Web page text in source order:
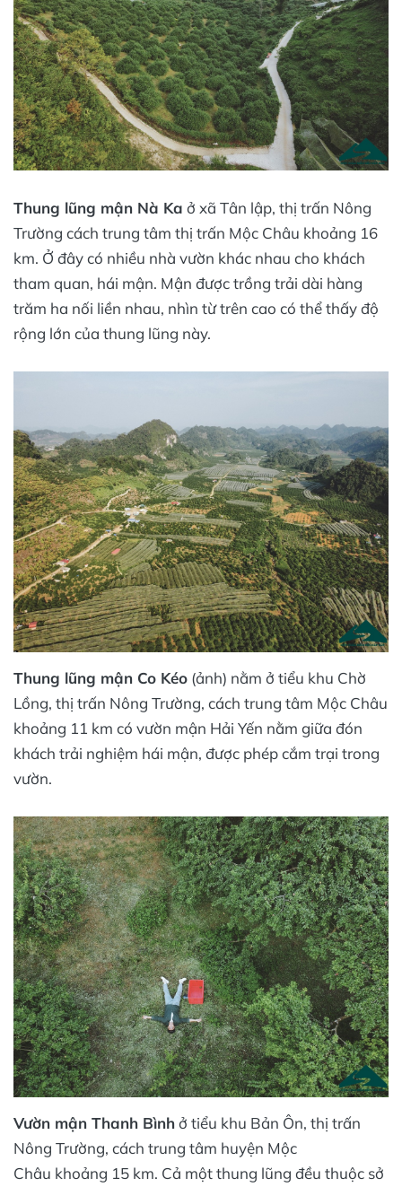
Thung lũng mận Nà Ka ở xã Tân lập, thị trấn Nông
Trường cách trung tâm thị trấn Mộc Châu khoảng 16
km. Ở đây có nhiều nhà vườn khác nhau cho khách
tham quan, hái mận. Mận được trồng trải dài hàng
trăm ha nối liền nhau, nhìn từ trên cao có thể thấy độ
rộng lớn của thung lũng này.
Thung lũng mận Co Kéo (ảnh) nằm ở tiểu khu Chờ
Lồng, thị trấn Nông Trường, cách trung tâm Mộc Châu
khoảng 11 km có vườn mận Hải Yến nằm giữa đón
khách trải nghiệm hái mận, được phép cắm trại trong
vườn.
Vườn mận Thanh Bìnhở tiểu khu Bản Ôn, thị trấn
Nông Trường, cách trung tâm huyện Mộc
Châu khoảng 15 km. Cả một thung lũng đều thuộc sở